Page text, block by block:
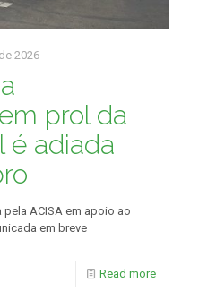
2026
prol da
é adiada
ACISA em apoio ao
em breve
Read more